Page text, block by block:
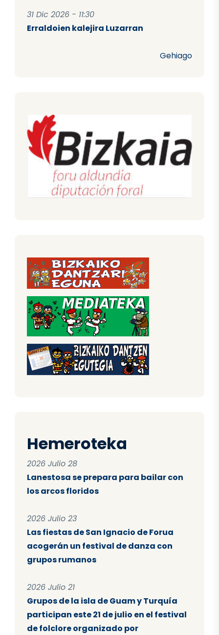
31 Dic 2026 - 11:30
Erraldoien kalejira Luzarran
Gehiago
Hemeroteka
2026 Julio 28
Lanestosa se prepara para bailar con
los arcos floridos
2026 Julio 23
Las fiestas de San Ignacio de Forua
acogerán un festival de danza con
grupos rumanos
2026 Julio 21
Grupos de la isla de Guam y Turquía
participan este 21 de julio en el festival
de folclore organizado por